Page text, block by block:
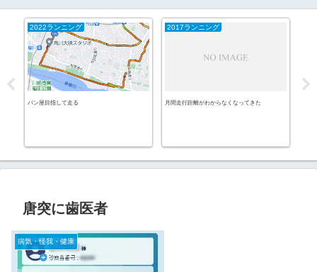
2022ランニング
パン屋目指して走る
2017ランニング
月間走行距離がわからなくなってきた
唐突に歯医者
病気・怪我・健康